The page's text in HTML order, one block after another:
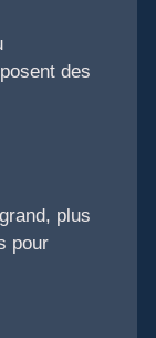
des
plus
pour